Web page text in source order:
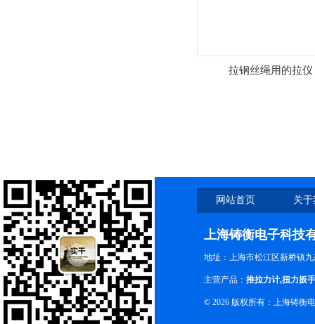
拉钢丝绳用的拉仪
网站首页 关
上海铸衡电子科技
地址：上海市松江区新桥镇
主营产品： 推拉力计,扭力扳手
© 2026 版权所有：上海铸衡